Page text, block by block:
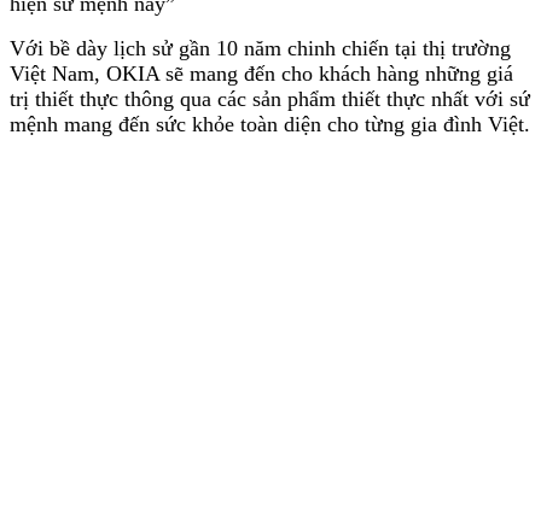
Với bề dày lịch sử gần 10 năm chinh chiến tại thị trường
Việt Nam, OKIA sẽ mang đến cho khách hàng những giá
trị thiết thực thông qua các sản phẩm thiết thực nhất với sứ
mệnh mang đến sức khỏe toàn diện cho từng gia đình Việt.